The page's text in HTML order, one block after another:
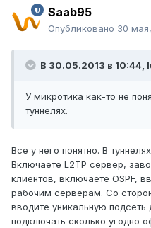
Saab95
Опубликовано 30
В 30.05.2013 в 10:44,
У микротика как-то не
туннелях.
Все у него понятно. В
Включаете L2TP сервер,
клиентов, включаете OSPF,
рабочим серверам. Со
вводите уникальную
подключать сколько угодно